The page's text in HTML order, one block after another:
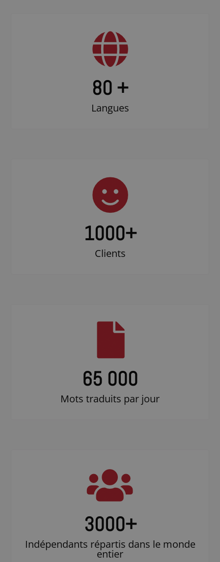
80 +
Langues
1000+
Clients
65 000
Mots traduits par jour
3000+
Indépendants répartis dans le monde
entier